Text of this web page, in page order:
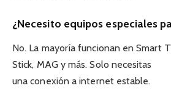
¿Necesito equipos especiales
No. La mayoría funcionan en Smart
Stick, MAG y más. Solo necesitas
una conexión a internet estable.